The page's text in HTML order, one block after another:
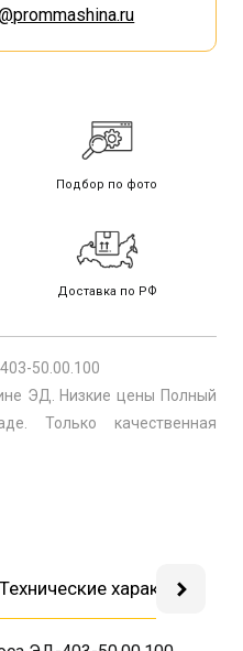
Подбор по фото
Доставка по РФ
50.00.100
ЭД. Низкие цены Полный
Только качественная
Технические